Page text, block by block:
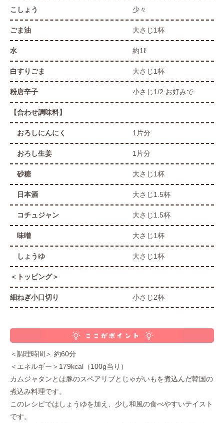
こしょう 少々
ごま油 大さじ1杯
水 約1ℓ
白すりごま 大さじ1杯
粉唐辛子 小さじ1/2 お好みで
【合わせ調味料】
おろしにんにく 1片分
おろし生姜 1片分
砂糖 大さじ1杯
日本酒 大さじ1.5杯
コチュジャン 大さじ1.5杯
味噌 大さじ1杯
しょうゆ 大さじ1杯
＜トッピング＞
細ねぎ小口切り 小さじ2杯
＜調理時間＞ 約60分
＜エネルギー＞179kcal（100g当り）
カムジャタンとは豚のスペアリブとじゃがいもを煮込んだ韓国の
煮込み料理です。
このレシピではしょうゆを加え、少し和風の食べやすいテイスト
です。